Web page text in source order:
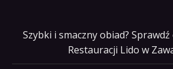
Szybki i smaczny obiad?
Restauracji Lido w